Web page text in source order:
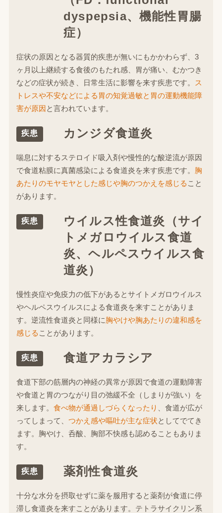
dyspepsia、機能性胃腸
症）
症状の原因となる器質的疾患が無いにもかかわらず、3
ヶ月以上継続する食後のもたれ感、胃が痛い、むかつき
などの症状が続き、日常生活に影響を来す疾患です。
ス
トレスや不安などによる胃の知覚過敏と胃の運動機能障
害が原因と言われています。
疾患 カンジダ食道炎
喘息に対するステロイド吸入剤や慢性的な酸逆流が原因
で食道粘膜に真菌感染による食道炎を来す疾患です。 胸
あたりのモヤモヤとした感じや胸のつかえを感じる こと
があります。
疾患
ウイルス性食道炎（サイ
トメガロウイルス食道
炎、ヘルペスウイルス食
道炎）
慢性炎症や免疫力の低下があるとサイトメガロウイルス
やヘルペスウイルスによる食道炎を来すことがありま
す。逆流性食道炎と同様に胸やけや胸あたりの違和感を
感じる ことがあります。
疾患 食道アカラシア
食道下部の筋層内の神経の異常が原因で食道の運動障害
や食道と胃のつながり目の弛緩不全（しまりが強い）を
来します。 食べ物が通過しづらくなったり
、食道が広が
ってしまって、 つかえ感や嘔吐が主な症状としてでてき
ます。胸やけ、呑酸、胸部不快感も認めることもありま
す。
疾患 薬剤性食道炎
十分な水分を摂取せずに薬を服用すると薬剤が食道に停
滞し食道炎を来すことがあります。テトラサイクリン系